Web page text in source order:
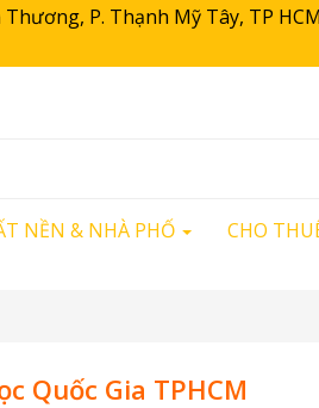
Thương, P. Thạnh Mỹ Tây,
NỀN & NHÀ PHỐ CHO
Quốc Gia TPHCM